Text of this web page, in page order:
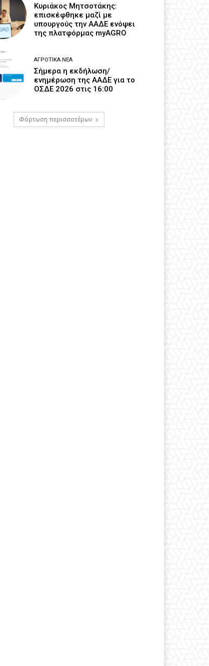
Κυριάκος Μητσοτάκης:
επισκέφθηκε μαζί με
υπουργούς την ΑΑΔΕ ενόψει
της πλατφόρμας myAGRO
ΑΓΡΟΤΙΚΆ ΝΈΑ
Σήμερα η εκδήλωση/
ενημέρωση της ΑΑΔΕ για το
ΟΣΔΕ 2026 στις 16:00
Φόρτωση περισσοτέρων